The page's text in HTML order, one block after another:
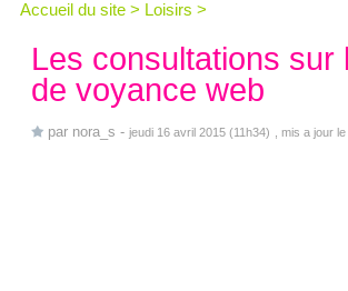
Accueil du site > Loisirs >
Les consultations sur
de voyance web
par nora_s - jeudi 16 avril 2015 (11h34) , mis a jour